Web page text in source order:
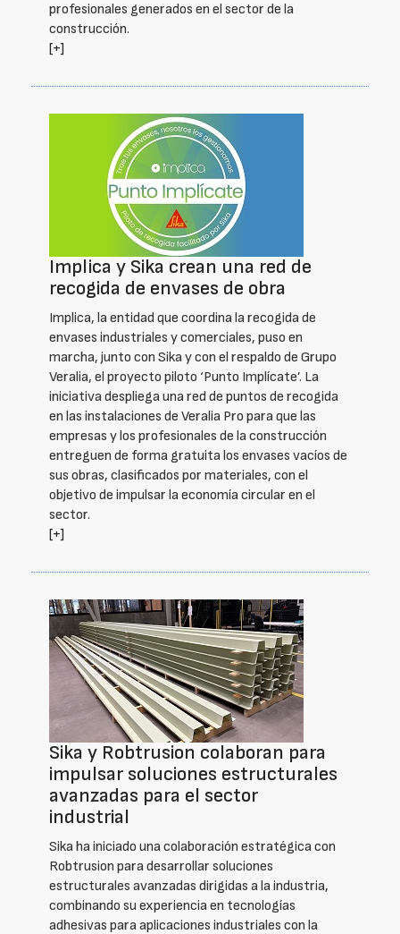
profesionales generados en el sector de la
construcción.
[+]
Implica y Sika crean una red de
recogida de envases de obra
Implica, la entidad que coordina la recogida de
envases industriales y comerciales, puso en
marcha, junto con Sika y con el respaldo de Grupo
Veralia, el proyecto piloto ‘Punto Implícate’. La
iniciativa despliega una red de puntos de recogida
en las instalaciones de Veralia Pro para que las
empresas y los profesionales de la construcción
entreguen de forma gratuita los envases vacíos de
sus obras, clasificados por materiales, con el
objetivo de impulsar la economía circular en el
sector.
[+]
Sika y Robtrusion colaboran para
impulsar soluciones estructurales
avanzadas para el sector
industrial
Sika ha iniciado una colaboración estratégica con
Robtrusion para desarrollar soluciones
estructurales avanzadas dirigidas a la industria,
combinando su experiencia en tecnologías
adhesivas para aplicaciones industriales con la